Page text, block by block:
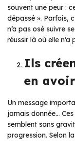
souvent une peur :
dépassé ». Parfois,
n’a pas osé suivre
réussir là où elle
Ils
en
Un message
jamais donnée…
semblent sans
progression. Selon